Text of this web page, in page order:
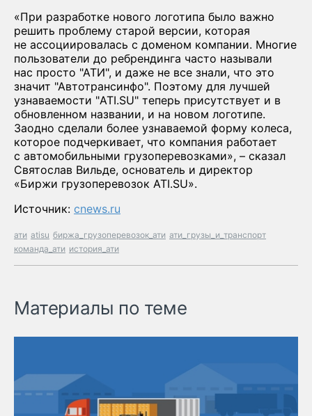
«При разработке нового логотипа было важно
решить проблему старой версии, которая
не ассоциировалась с доменом компании. Многие
пользователи до ребрендинга часто называли
нас просто "АТИ", и даже не все знали, что это
значит "Автотрансинфо". Поэтому для лучшей
узнаваемости "ATI.SU" теперь присутствует и в
обновленном названии, и на новом логотипе.
Заодно сделали более узнаваемой форму колеса,
которое подчеркивает, что компания работает
с автомобильными грузоперевозками», – сказал
Святослав Вильде, основатель и директор
«Биржи грузоперевозок ATI.SU».
Источник: cnews.ru
ати atisu биржа_грузоперевозок_ати ати_грузы_и_транспорт
команда_ати история_ати
Материалы по теме